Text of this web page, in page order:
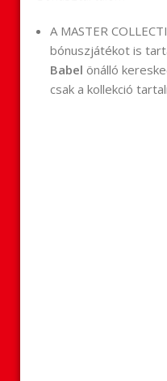
A MASTER
bónuszjátékot is
Babel önálló
csak a kollekció